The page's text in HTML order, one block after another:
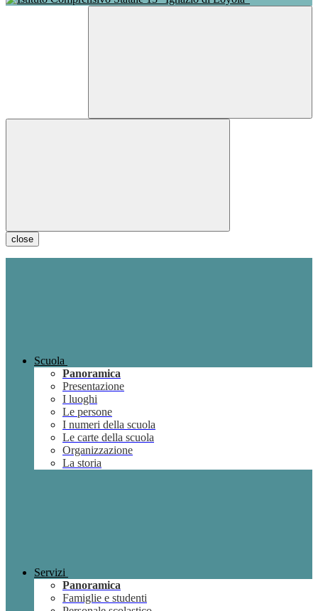
close
Scuola
Panoramica
Presentazione
I luoghi
Le persone
I numeri della scuola
Le carte della scuola
Organizzazione
La storia
Servizi
Panoramica
Famiglie e studenti